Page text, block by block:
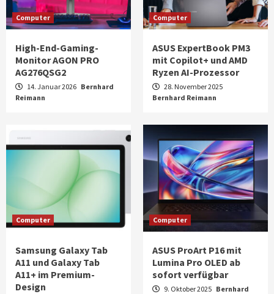
Computer
High-End-Gaming-
Monitor AGON PRO
AG276QSG2
14. Januar 2026 Bernhard
Reimann
Computer
ASUS ExpertBook PM3
mit Copilot+ und AMD
Ryzen AI-Prozessor
28. November 2025
Bernhard Reimann
Computer
Samsung Galaxy Tab
A11 und Galaxy Tab
A11+ im Premium-
Design
Computer
ASUS ProArt P16 mit
Lumina Pro OLED ab
sofort verfügbar
9. Oktober 2025 Bernhard